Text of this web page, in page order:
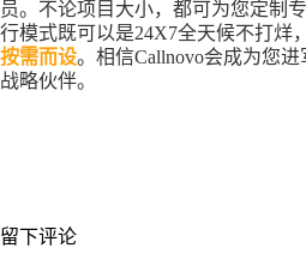
员。不论项目大小，都可为您定制
行模式既可以是24X7全天候不打烊
按需而设。相信Callnovo会成为您
战略伙伴。
留下评论